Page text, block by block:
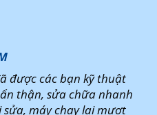
được các bạn kỹ thuật
thận, sửa chữa nhanh
sửa, máy chạy lại mượt